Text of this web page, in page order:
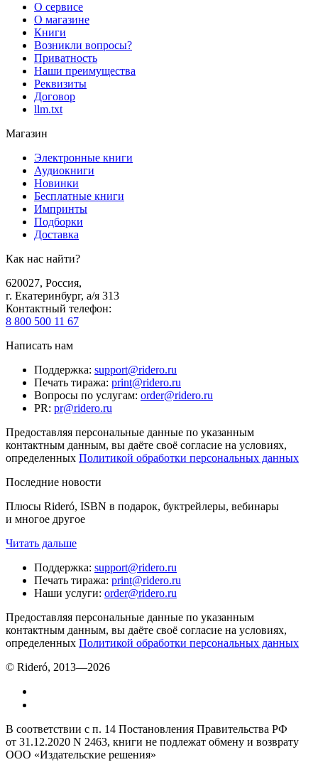
О сервисе
О магазине
Книги
Возникли вопросы?
Приватность
Наши преимущества
Реквизиты
Договор
llm.txt
Магазин
Электронные книги
Аудиокниги
Новинки
Бесплатные книги
Импринты
Подборки
Доставка
Как нас найти?
620027, Россия,
г. Екатеринбург, а/я 313
Контактный телефон:
8 800 500 11 67
Написать нам
Поддержка: support@ridero.ru
Печать тиража: print@ridero.ru
Вопросы по услугам: order@ridero.ru
PR: pr@ridero.ru
Предоставляя персональные данные по указанным
контактным данным, вы даёте своё согласие на условиях,
определенных Политикой обработки персональных данных
Последние новости
Плюсы Rideró, ISBN в подарок, буктрейлеры, вебинары
и многое другое
Читать дальше
Поддержка: support@ridero.ru
Печать тиража: print@ridero.ru
Наши услуги: order@ridero.ru
Предоставляя персональные данные по указанным
контактным данным, вы даёте своё согласие на условиях,
определенных Политикой обработки персональных данных
© Rideró, 2013—2026
В соответствии с п. 14 Постановления Правительства РФ
от 31.12.2020 N 2463, книги не подлежат обмену и возврату
ООО «Издательские решения»